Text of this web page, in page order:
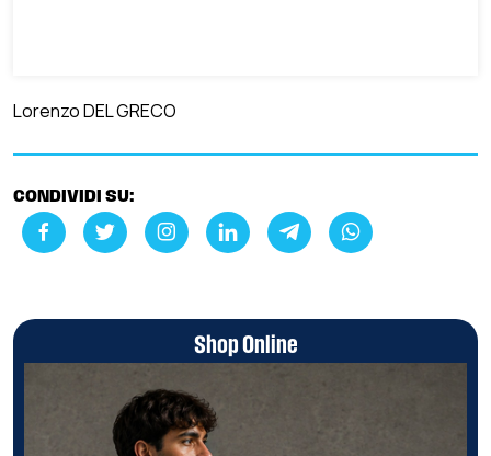
Lorenzo DEL GRECO
CONDIVIDI SU:
Shop Online